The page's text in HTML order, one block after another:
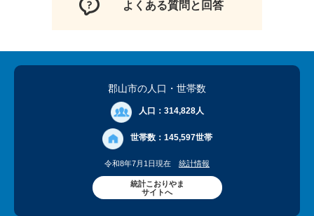
よくある質問と回答
郡山市の人口 ・世帯数
人口： 314,828人
世帯数： 145,597世帯
令和8年7月1日現在 統計情報
統計こおりやま
サイトへ